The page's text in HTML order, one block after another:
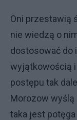
Oni przestawią
nie wiedzą o
dostosować do
wyjątkowością
postępu tak
Morozow
taka jest